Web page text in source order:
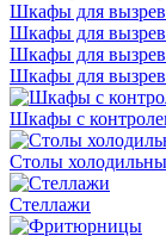
Шкафы для
Шкафы для
Шкафы для
Шкафы для
Шкафы с
Столы
Стеллажи